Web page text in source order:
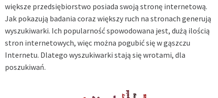
większe przedsiębiorstwo posiada swoją stronę internetową.
Jak pokazują badania coraz większy ruch na stronach generują
wyszukiwarki. Ich popularność spowodowana jest, dużą ilością
stron internetowych, więc można pogubić się w gąszczu
Internetu. Dlatego wyszukiwarki stają się wrotami, dla
poszukiwań.